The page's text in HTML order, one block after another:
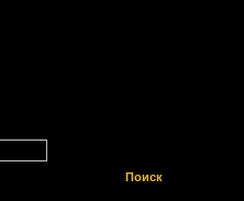
Поиск